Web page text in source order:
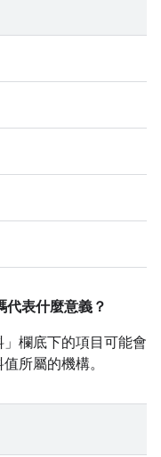
代表什麼意義？
欄底下的項目可能會
所屬的機構。